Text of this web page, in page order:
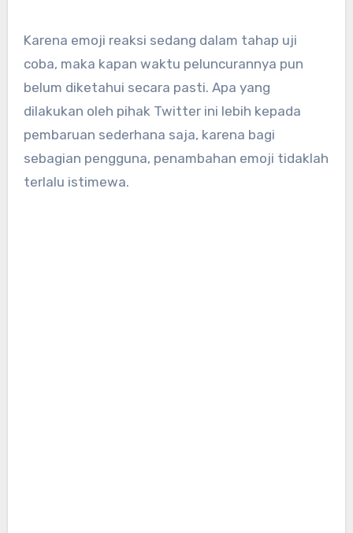
Karena emoji reaksi sedang dalam tahap uji
coba, maka kapan waktu peluncurannya pun
belum diketahui secara pasti. Apa yang
dilakukan oleh pihak Twitter ini lebih kepada
pembaruan sederhana saja, karena bagi
sebagian pengguna, penambahan emoji tidaklah
terlalu istimewa.